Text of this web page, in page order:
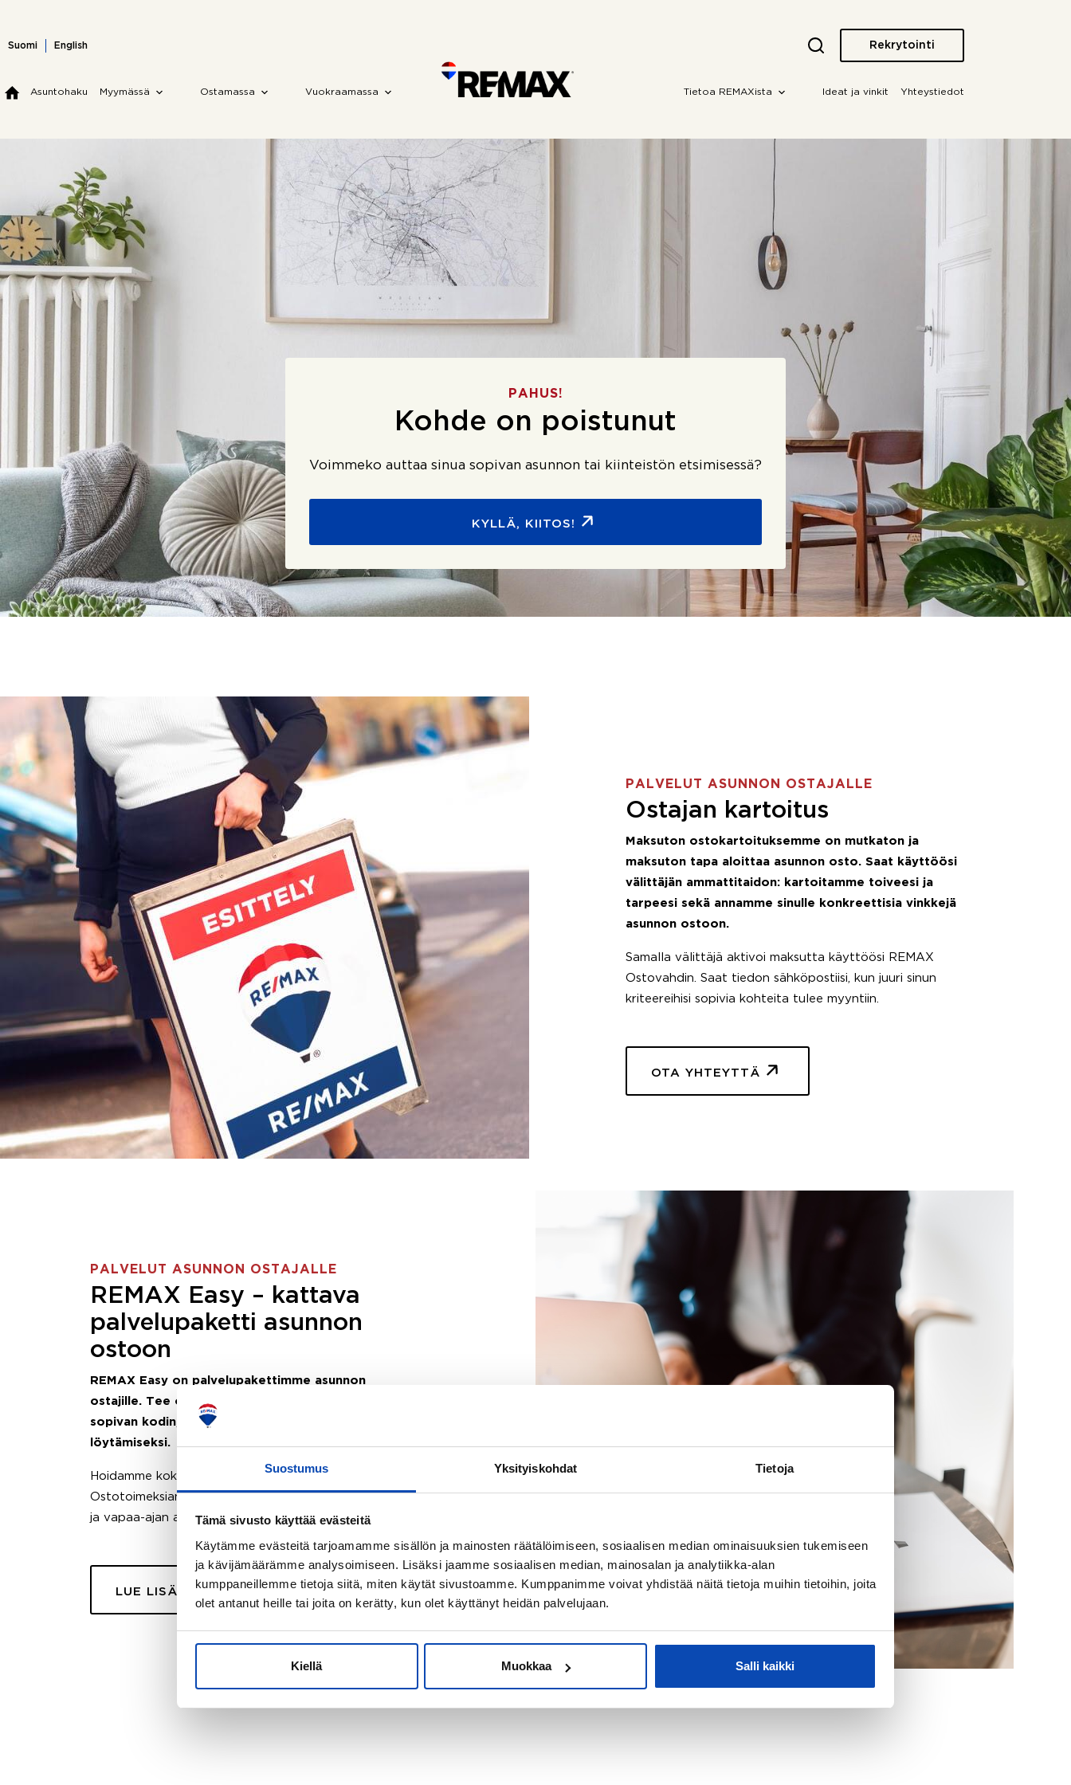
Suostumus Yksityiskohdat Tietoja
Tämä sivusto käyttää evästeitä
Käytämme evästeitä tarjoamamme sisällön ja mainosten räätälöimiseen, sosiaalisen median ominaisuuksien tukemiseen
ja kävijämäärämme analysoimiseen. Lisäksi jaamme sosiaalisen median, mainosalan ja analytiikka-alan
kumppaneillemme tietoja siitä, miten käytät sivustoamme. Kumppanimme voivat yhdistää näitä tietoja muihin tietoihin, joita
olet antanut heille tai joita on kerätty, kun olet käyttänyt heidän palvelujaan.
Kiellä Muokkaa Salli kaikki
content
Suomi English Rekrytointi
Asuntohaku Myymässä Ostamassa Vuokraamassa Tietoa REMAXista Ideat ja vinkit Yhteystiedot
PAHUS!
Kohde on poistunut
Voimmeko auttaa sinua sopivan asunnon tai kiinteistön etsimisessä?
KYLLÄ, KIITOS!
PALVELUT ASUNNON OSTAJALLE
Ostajan kartoitus
Maksuton ostokartoituksemme on mutkaton ja
maksuton tapa aloittaa asunnon osto. Saat käyttöösi
välittäjän ammattitaidon: kartoitamme toiveesi ja
tarpeesi sekä annamme sinulle konkreettisia vinkkejä
asunnon ostoon.
Samalla välittäjä aktivoi maksutta käyttöösi REMAX
Ostovahdin. Saat tiedon sähköpostiisi, kun juuri sinun
kriteereihisi sopivia kohteita tulee myyntiin.
OTA YHTEYTTÄ
PALVELUT ASUNNON OSTAJALLE
REMAX Easy – kattava
palvelupaketti asunnon
ostoon
REMAX Easy on palvelupakettimme asunnon
ostajille. Tee ostotoimeksianto ja etsimme juuri sinulle
sopivan kodin, eikä sinun tarvitse nähdä vaivaa sen
löytämiseksi.
Hoidamme koko ostoprosessin puolestasi.
Ostotoimeksiantopalvelumme sopii myös esimerkiksi sijoitus-
ja vapaa-ajan asuntojen ostoon.
LUE LISÄÄ